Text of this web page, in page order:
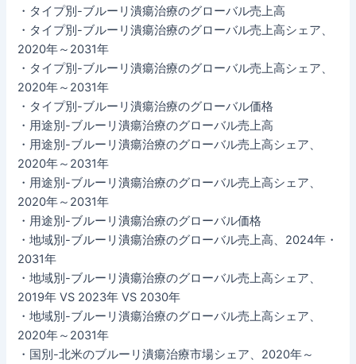
・タイプ別-ブルーリ潰瘍治療のグローバル売上高
・タイプ別-ブルーリ潰瘍治療のグローバル売上高シェア、
2020年～2031年
・タイプ別-ブルーリ潰瘍治療のグローバル売上高シェア、
2020年～2031年
・タイプ別-ブルーリ潰瘍治療のグローバル価格
・用途別-ブルーリ潰瘍治療のグローバル売上高
・用途別-ブルーリ潰瘍治療のグローバル売上高シェア、
2020年～2031年
・用途別-ブルーリ潰瘍治療のグローバル売上高シェア、
2020年～2031年
・用途別-ブルーリ潰瘍治療のグローバル価格
・地域別-ブルーリ潰瘍治療のグローバル売上高、2024年・
2031年
・地域別-ブルーリ潰瘍治療のグローバル売上高シェア、
2019年 VS 2023年 VS 2030年
・地域別-ブルーリ潰瘍治療のグローバル売上高シェア、
2020年～2031年
・国別-北米のブルーリ潰瘍治療市場シェア、2020年～